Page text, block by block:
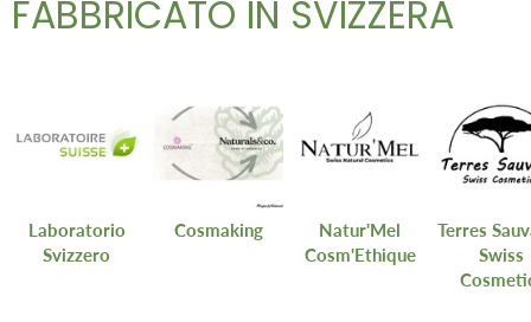
FABBRICATO IN SVIZZERA
Laboratorio
Svizzero
Cosmaking
Natur'Mel
Cosm'Ethique
Terres
Swiss